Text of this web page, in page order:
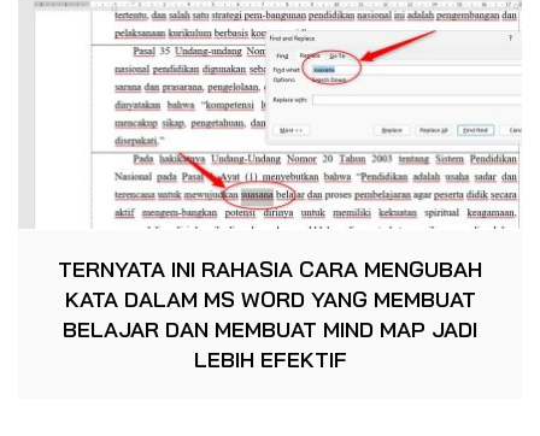
TERNYATA INI RAHASIA CARA MENGUBAH
KATA DALAM MS WORD YANG MEMBUAT
BELAJAR DAN MEMBUAT MIND MAP JADI
LEBIH EFEKTIF